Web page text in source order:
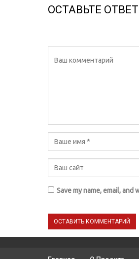
ОСТАВЬТЕ ОТВЕТ
Save my name, email,